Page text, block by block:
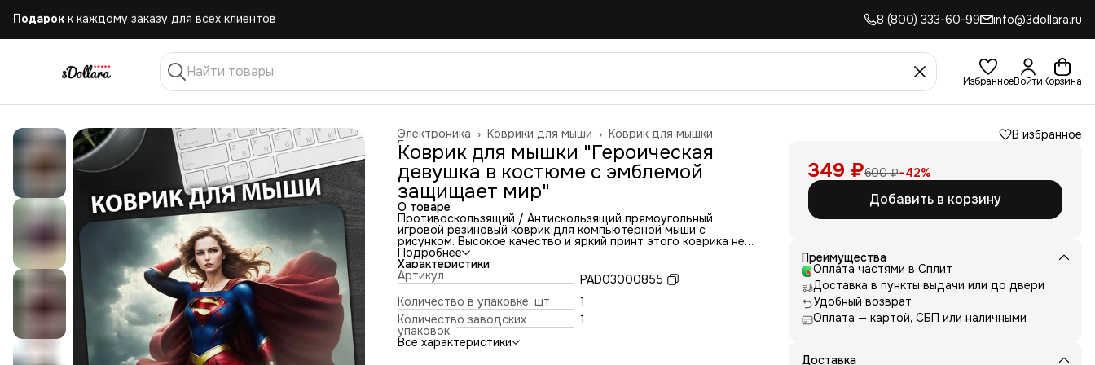
Бесплатная доставка при заказе от 10.000 руб. 8 (800) 333-60-99 info@3dollara.ru
ИзбранноеВойтиКорзина
Коврик для мышки
Коврики для мыши ›
Электроника ›
Главная
Коврик для мышки "Героическая
девушка в костюме с эмблемой
защищает мир"
О товаре
Противоскользящий / Антискользящий прямоугольный
игровой резиновый коврик для компьютерной мыши с
рисунком. Высокое качество и яркий принт этого коврика не
оставит никого равнодушным. Повышенная износостойкость
и лучшее соотношение цена/качество. Коврик подходит для
всех типов мышей: оптических и лазерных с любой
чувствительностью и любым типом сенсора. Гладкая
тканевая поверхность обеспечивает полный контроль над
движениями компьютерной мышки. Нескользящее основание
из чёрной вспененной резины. Не очень большой и не очень
маленький, идеального размера коврик, надёжно
фиксируется на любой поверхности. Не скользит по столу и
Подробнее
Характеристики
Артикул
PAD03000855
Количество в упаковке, шт
1
Количество заводских
упаковок
1
Все характеристики
В избранное
349 ₽600 ₽−42%
Добавить в корзину
Преимущества
Оплата частями в Сплит
Доставка в пункты выдачи или до двери
Удобный возврат
Оплата — картой, СБП или наличными
Доставка